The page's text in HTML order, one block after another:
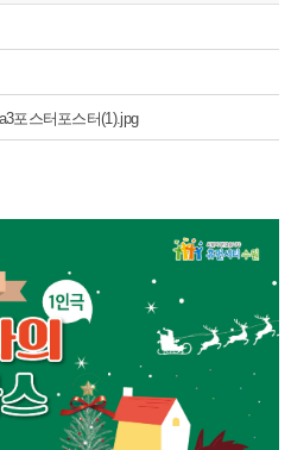
포스터포스터(1).jpg